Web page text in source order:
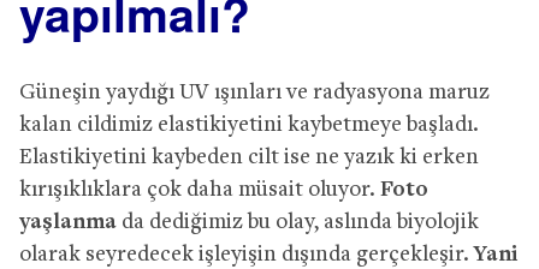
Güneşin yaydığı UV ışınları ve radyasyona maruz
kalan cildimiz elastikiyetini kaybetmeye başladı.
Elastikiyetini kaybeden cilt ise ne yazık ki erken
kırışıklıklara çok daha müsait oluyor. Foto
yaşlanma da dediğimiz bu olay, aslında biyolojik
olarak seyredecek işleyişin dışında gerçekleşir.Yani